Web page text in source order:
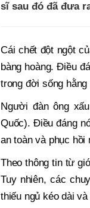
sĩ sau đó đã đưa
Cái chết đột ngột
bàng hoàng. Điều
trong đời sống
Người đàn ông
Quốc). Điều đáng
an toàn và phục hồi
Theo thông tin từ
Tuy nhiên, các
thiếu ngủ kéo dài